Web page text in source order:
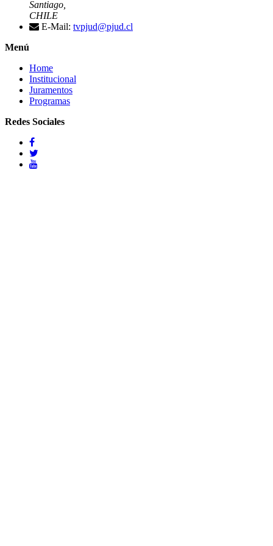
Santiago,
CHILE
E-Mail: tvpjud@pjud.cl
Menú
Home
Institucional
Juramentos
Programas
Redes Sociales